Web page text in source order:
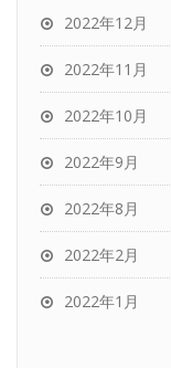
2022年12月
2022年11月
2022年10月
2022年9月
2022年8月
2022年2月
2022年1月